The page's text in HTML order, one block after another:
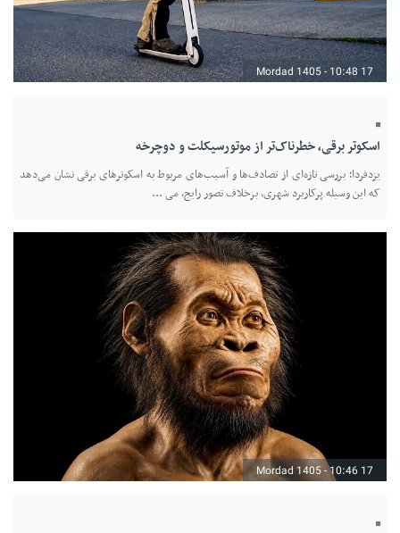
17 Mordad 1405 - 10:48
اسکوتر برقی، خطرناک‌تر از موتورسیکلت و دوچرخه
یزدفردا؛ بررسی تازه‌ای از تصادف‌ها و آسیب‌های مربوط به اسکوترهای برقی نشان می‌دهد
که این وسیله پرکاربرد شهری، برخلاف تصور رایج، می ...
17 Mordad 1405 - 10:46